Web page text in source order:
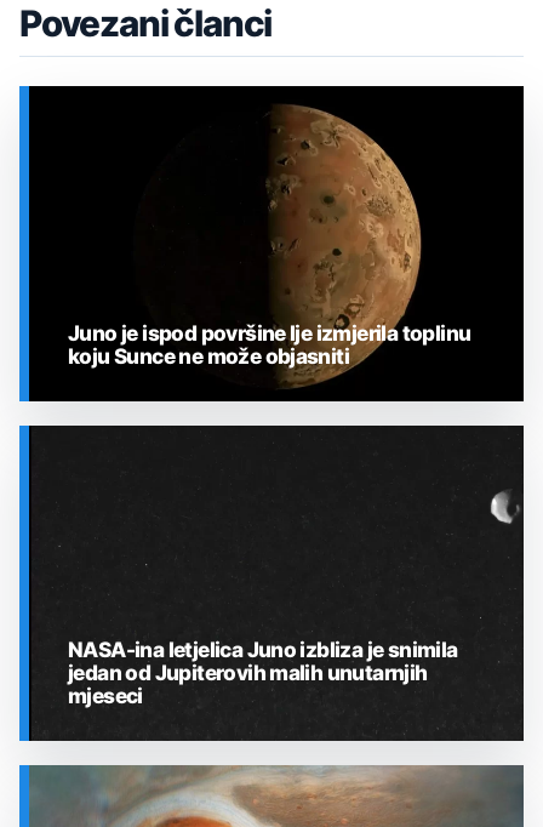
Povezani članci
Juno je ispod površine Ije izmjerila toplinu
koju Sunce ne može objasniti
NASA-ina letjelica Juno izbliza je snimila
jedan od Jupiterovih malih unutarnjih
mjeseci